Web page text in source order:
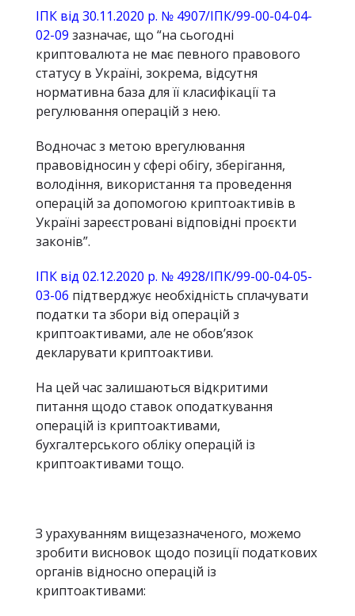
ІПК від 30.11.2020 р. № 4907/ІПК/99-00-04-04-
02-09 зазначає, що “на сьогодні
криптовалюта не має певного правового
статусу в Україні, зокрема, відсутня
нормативна база для її класифікації та
регулювання операцій з нею.
Водночас з метою врегулювання
правовідносин у сфері обігу, зберігання,
володіння, використання та проведення
операцій за допомогою криптоактивів в
Україні зареєстровані відповідні проєкти
законів”.
ІПК від 02.12.2020 р. № 4928/ІПК/99-00-04-05-
03-06 підтверджує необхідність сплачувати
податки та збори від операцій з
криптоактивами, але не обов’язок
декларувати криптоактиви.
На цей час залишаються відкритими
питання щодо ставок оподаткування
операцій із криптоактивами,
бухгалтерського обліку операцій із
криптоактивами тощо.
З урахуванням вищезазначеного, можемо
зробити висновок щодо позиції податкових
органів відносно операцій із
криптоактивами: